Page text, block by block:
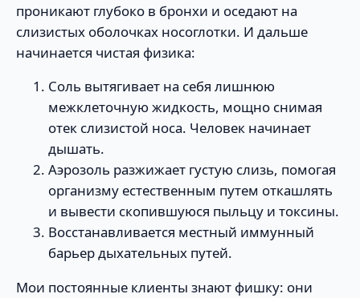
проникают глубоко в бронхи и оседают на
слизистых оболочках носоглотки. И дальше
начинается чистая физика:
Соль вытягивает на себя лишнюю
межклеточную жидкость, мощно снимая
отек слизистой носа. Человек начинает
дышать.
Аэрозоль разжижает густую слизь, помогая
организму естественным путем откашлять
и вывести скопившуюся пыльцу и токсины.
Восстанавливается местный иммунный
барьер дыхательных путей.
Мои постоянные клиенты знают фишку: они